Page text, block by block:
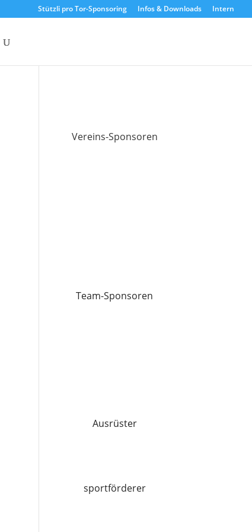
Stützli pro Tor-Sponsoring Infos & Downloads Intern
Vereins-Sponsoren
Team-Sponsoren
Ausrüster
sportförderer